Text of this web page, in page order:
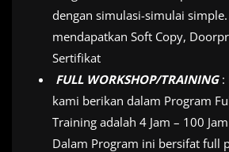
dengan simulasi-simulai simple.
mendapatkan Soft Copy,
Sertifikat
FULL WORKSHOP/TRAINING :
kami berikan dalam Program
Training adalah 4 Jam – 100
Dalam Program ini bersifat full